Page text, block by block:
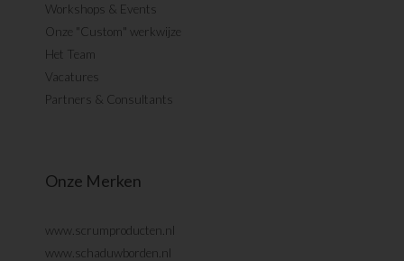
Workshops & Events
Onze "Custom" werkwijze
Het Team
Vacatures
Partners & Consultants
Onze Merken
www.scrumproducten.nl
www.schaduwborden.nl